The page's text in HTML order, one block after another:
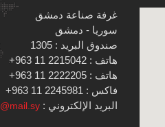
غرفة صناعة دمشق
سوريا - دمشق
صندوق البريد : 1305
هاتف : 2215042 11 963+
هاتف : 2222205 11 963+
فاكس : 2245981 11 963+
البريد الإلكتروني :